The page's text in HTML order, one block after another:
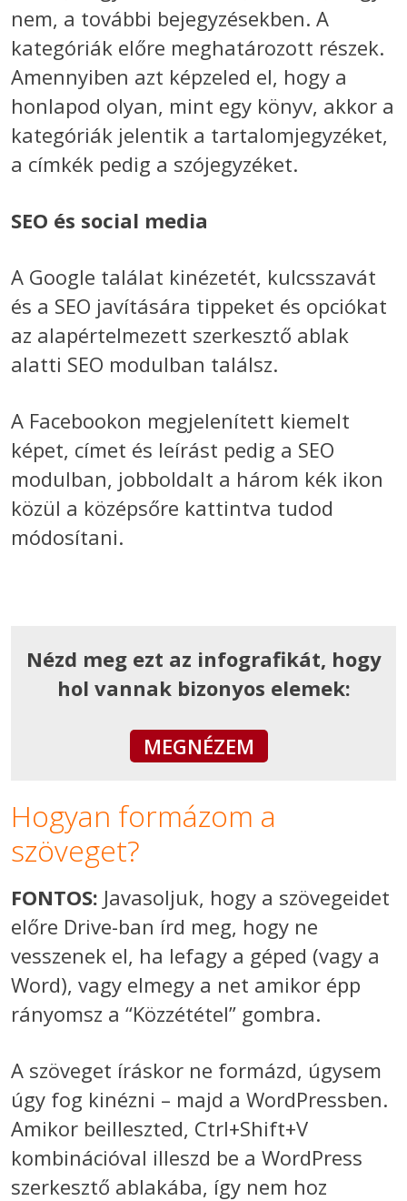
nem, a további bejegyzésekben. A
kategóriák előre meghatározott részek.
Amennyiben azt képzeled el, hogy a
honlapod olyan, mint egy könyv, akkor a
kategóriák jelentik a tartalomjegyzéket,
a címkék pedig a szójegyzéket.
SEO és social media
A Google találat kinézetét, kulcsszavát
és a SEO javítására tippeket és opciókat
az alapértelmezett szerkesztő ablak
alatti SEO modulban találsz.
A Facebookon megjelenített kiemelt
képet, címet és leírást pedig a SEO
modulban, jobboldalt a három kék ikon
közül a középsőre kattintva tudod
módosítani.
Nézd meg ezt az infografikát, hogy
hol vannak bizonyos elemek:
MEGNÉZEM
Hogyan formázom a
szöveget?
FONTOS: Javasoljuk, hogy a szövegeidet
előre Drive-ban írd meg, hogy ne
vesszenek el, ha lefagy a géped (vagy a
Word), vagy elmegy a net amikor épp
rányomsz a “Közzététel” gombra.
A szöveget íráskor ne formázd, úgysem
úgy fog kinézni – majd a WordPressben.
Amikor beilleszted, Ctrl+Shift+V
kombinációval illeszd be a WordPress
szerkesztő ablakába, így nem hoz